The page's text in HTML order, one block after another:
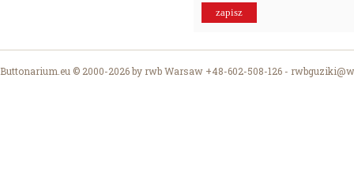
Buttonarium.eu © 2000-2026 by rwb Warsaw +48-602-508-126 -